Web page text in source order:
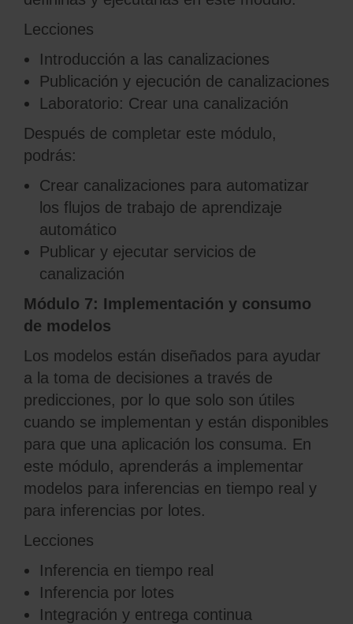
Lecciones
Introducción a las canalizaciones
Publicación y ejecución de canalizaciones
Laboratorio: Crear una canalización
Después de completar este módulo,
podrás:
Crear canalizaciones para automatizar
los flujos de trabajo de aprendizaje
automático
Publicar y ejecutar servicios de
canalización
Módulo 7: Implementación y consumo
de modelos
Los modelos están diseñados para ayudar
a la toma de decisiones a través de
predicciones, por lo que solo son útiles
cuando se implementan y están disponibles
para que una aplicación los consuma. En
este módulo, aprenderás a implementar
modelos para inferencias en tiempo real y
para inferencias por lotes.
Lecciones
Inferencia en tiempo real
Inferencia por lotes
Integración y entrega continua